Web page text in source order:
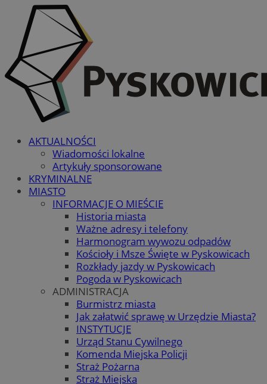
AKTUALNOŚCI
Wiadomości lokalne
Artykuły sponsorowane
KRYMINALNE
MIASTO
INFORMACJE O MIEŚCIE
Historia miasta
Ważne adresy i telefony
Harmonogram wywozu odpadów
Kościoły i Msze Święte w Pyskowicach
Rozkłady jazdy w Pyskowicach
Pogoda w Pyskowicach
ADMINISTRACJA
Burmistrz miasta
Jak załatwić sprawę w Urzędzie Miasta?
INSTYTUCJE
Urząd Stanu Cywilnego
Komenda Miejska Policji
Straż Pożarna
Straż Miejska